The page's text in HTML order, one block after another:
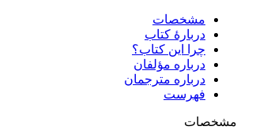
مشخصات
دربارهٔ کتاب
چرا این کتاب؟
درباره مؤلفان
درباره مترجمان
فهرست
مشخصات